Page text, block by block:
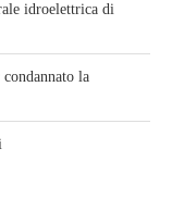
idroelettrica di
la